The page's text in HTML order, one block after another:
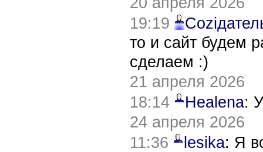
19:19
то и сайт будем
сделаем :)
21 апреля 2026
18:14
Healena:
24 апреля 2026
11:36
lesika: Я